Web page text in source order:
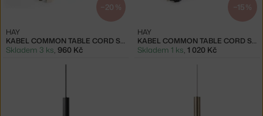
−20 %
KABEL COMMON TABLE CORD SET, CLAY WHITE
HAY
Skladem 3 ks, 960 Kč
−15 %
KABEL COMMON TABLE CORD SET, SOFT BLACK
HAY
Skladem 1 ks, 1 020 Kč